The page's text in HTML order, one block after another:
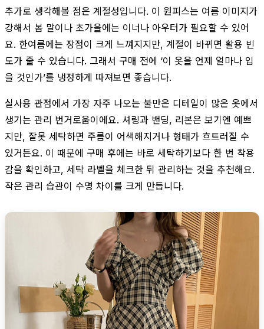
추가로 생각해볼 점은 계절성입니다. 이 원피스는 여름 이미지가
강해서 봄 말이나 초가을에는 이너나 아우터가 필요할 수 있어
요. 한여름에는 장점이 크게 느껴지지만, 계절이 바뀌면 활용 빈
도가 줄 수 있습니다. 그래서 구매 전에 ‘이 옷을 언제 얼마나 입
을 것인가’를 냉정하게 따져보면 좋습니다.
실사용 관점에서 가장 자주 나오는 불만은 디테일이 많은 옷에서
생기는 관리 번거로움이에요. 셔링과 밴딩, 리본은 보기엔 예쁘
지만, 잘못 세탁하면 주름이 어색해지거나 형태가 흐트러질 수
있거든요. 이 때문에 구매 후에는 바로 세탁하기보다 한 번 착용
감을 확인하고, 세탁 라벨을 체크한 뒤 관리하는 것을 추천해요.
작은 관리 습관이 수명 차이를 크게 만듭니다.